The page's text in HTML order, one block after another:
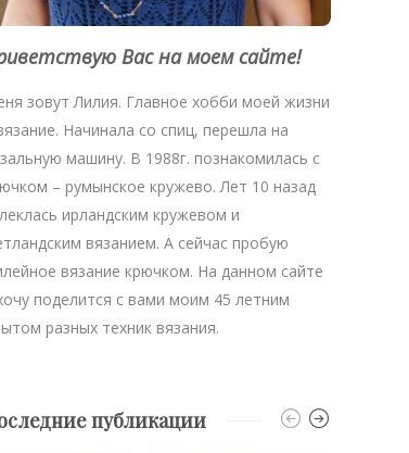
Вас на моем сайте!
зовут Лилия. Главное хобби моей жизни
Начинала со спиц, перешла на
машину. В 1988г. познакомилась с
– румынское кружево. Лет 10 назад
ирландским кружевом и
вязанием. А сейчас пробую
вязание крючком. На данном сайте
поделится с вами моим 45 летним
разных техник вязания.
публикации